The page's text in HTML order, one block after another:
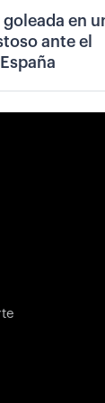
goleada en
ante el